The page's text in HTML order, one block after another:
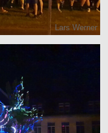
Lars Werner